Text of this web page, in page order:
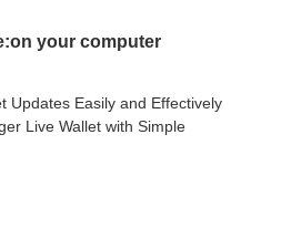
your computer
Updates Easily and Effectively
Live Wallet with Simple